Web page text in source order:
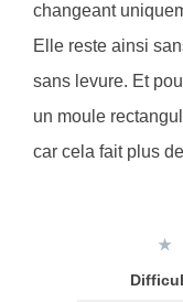
changeant
Elle reste ainsi
sans levure. Et
un moule
car cela fait plus
★